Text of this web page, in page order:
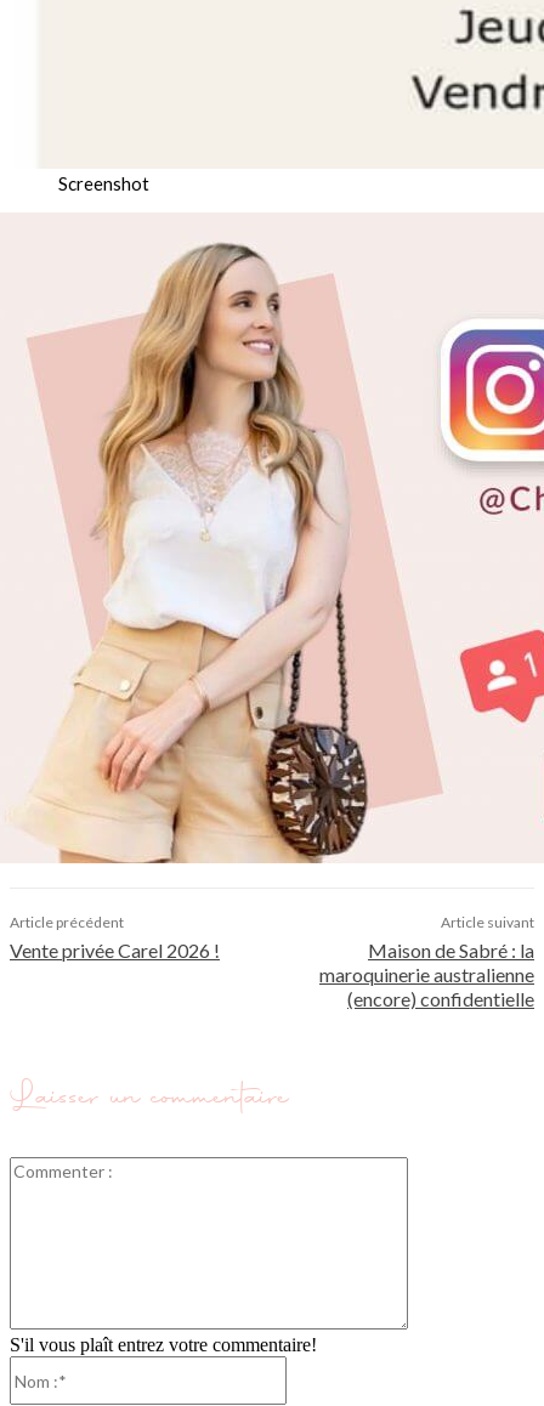
Screenshot
Article précédent
Vente privée Carel 2026 !
Article suivant
Maison de Sabré : la
maroquinerie australienne
(encore) confidentielle
Laisser un commentaire
S'il vous plaît entrez votre commentaire!